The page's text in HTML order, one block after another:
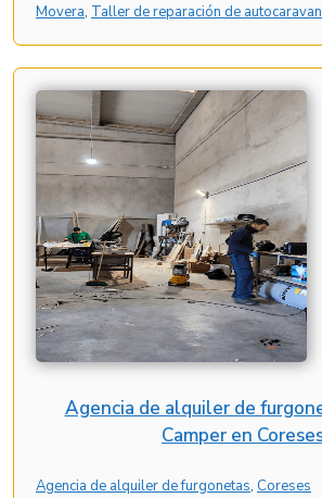
Movera, Taller de reparación de
Agencia de alquiler de
Camper en
Agencia de alquiler de furgonetas, Coreses